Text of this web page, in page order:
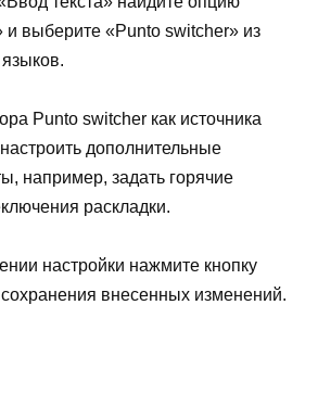
и выберите «Punto switcher» из
Punto switcher как источника
дополнительные
например, задать горячие
раскладки.
настройки нажмите кнопку
внесенных изменений.